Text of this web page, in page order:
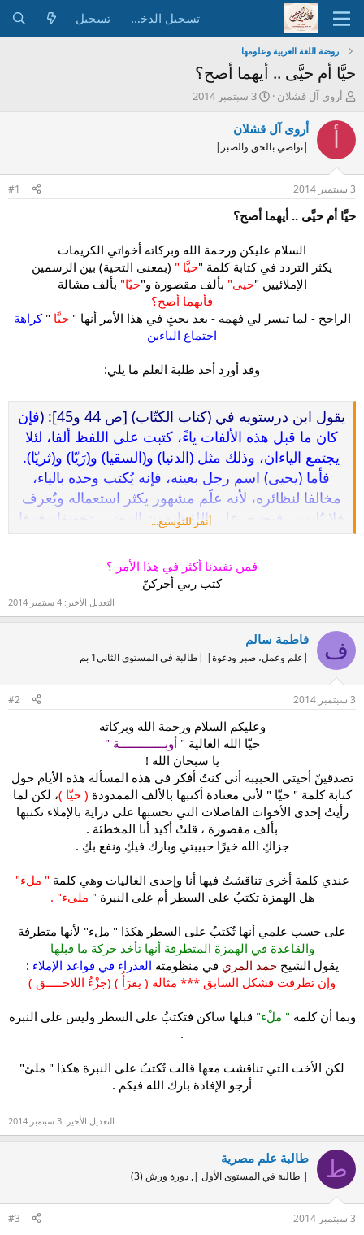
تسجيل الدخول تسجيل
روضة اللغة العربية وعلومها
حيَّا أم حيَّى .. أيهما أصح؟
ب
د
و
ض
أروى آل قشلان
ت
ر
ي
خ
ب
د
3 سبتمبر 2014
أروى آل قشلان
|تواصي بالحق والصبر|
3 سبتمبر 2014 #1
حيَّا أم حيَّى .. أيهما أصح؟
السلام عليكن ورحمة الله وبركاته أخواتي الكريمات
يكثر التردد في كتابة كلمة "حيَّا " (بمعنى التحية) بين الرسمين
الإملائيين "حيى" بألف مقصورة و"حيّا" بألف مشالة
فأيهما أصح؟
الراجح - لما تيسر لي فهمه - بعد بحثٍ في هذا الأمر أنها "حيَّا "كراهة
اجتماع الياءين
وقد أورد أحد طلبة العلم ما يلي:​
يقول ابن درستويه في (كتاب الكتّاب) [ص 44 و45]: (
فإن
كان ما قبل هذه الألفات ياءً، كتبت على اللفظ ألفا، لئلا
يجتمع الياءان، وذلك مثل (الدنيا) و(السقيا) و(رَيّا) و(ثريّا).
فأما (يحيى) اسم رجل بعينه، فإنه يُكتب وحده بالياء،
مخالفا لنظائره، لأنه علَم مشهور يكثر استعماله ويُعرف
فلا يُلبِس، فيجري على اللفظ دون المعنى، تخفيفا وفرقا
بينه وبين الفعل، ولا يُقاس عليه لأنه شاذّ).
ويقول ابن قتيبة في (أدب الكاتب) [ص 258 و259]: (
إلا ما كان في آخره ياءان، فإنه يُكتب بألف، لكراهتهم
اجتماع الألف في آخر الاسم، نحو(الدنيا) و(العليا)
و(القُصيا)، ونحو (مُعَيّا) و(مُحَيّا) و(عام حَيًا) و(رؤ
و(سقيا)، خلا (يحيى) الذي هو اسم، فإن الكتّاب اجتمعوا
على أن كتبوه بالياء، ولم يلزموا فيه القياس، وأحسبهم
اتبعوا المصحف. وكذلك إن كان مثل هذا على (يفعَل)،
(فلان يعْيا بالأمر) و(يحْيا سنين)، كتبت بالألف كراهة
لاجتماع ياءين في آخره).
أنقر للتوسيع...
فمن تفيدنا أكثر في هذا الأمر ؟
كتب ربي أجركنّ
التعديل الأخير: 4 سبتمبر 2014
ف فاطمة سالم
|علم وعمل، صبر ودعوة| |طالبة في المستوى الثاني1 بم
3 سبتمبر 2014 #2
وعليكم السلام ورحمة الله وبركاته
حيّا الله الغالية " أوبــــــــــــــة "
يا سبحان الله !
تصدقينّ أخيتي الحبيبة أني كنتُ أفكر في هذه المسألة هذه الأيام حول
كتابة كلمة " حيّا " لأني معتادة أكتبها بالألف الممدودة ( حيّا )، لكن لما
رأيتُ إحدى الأخوات الفاضلات التي نحسبها على دراية بالإملاء تكتبها
بألف مقصورة ، قلتُ أكيد أنا المخطئة .
جزاكِ الله خيرًا حبيبتي وبارك فيكِ ونفع بكِ .
عندي كلمة أخرى تناقشتُ فيها أنا وإحدى الغاليات وهي كلمة " ملء"
هل الهمزة تكتبُ على السطر أم على النبرة " ملىء" .
على حسب علمي أنها تٌكتبُ على السطر هكذا " ملء" لأنها متطرفة
والقاعدة في الهمزة المتطرفة أنها تأخذ حركة ما قبلها
يقول الشيخحمد المري في منظومته العذراء في قواعد الإملاء :
وإن تطرفت فشكل السابق *** مثاله ( يقرَأُ ) (جزْءُ اللاحـــــق )
وبما أن كلمة " ملْء" قبلها ساكن فتكتبُ على السطر وليس على النبرة
.
لكن الأخت التي تناقشت معها قالت تُكتبُ على النبرة هكذا " ملئ"
أرجو الإفادة بارك الله فيكم .
التعديل الأخير: 3 سبتمبر 2014
ط طالبة علم مصرية
| طالبة في المستوى الأول |, دورة ورش (3)
3 سبتمبر 2014 #3